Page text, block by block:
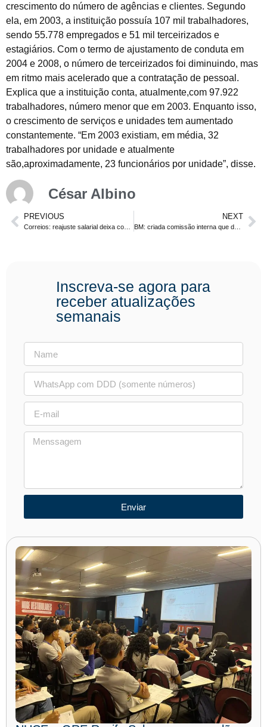
crescimento do número de agências e clientes. Segundo
ela, em 2003, a instituição possuía 107 mil trabalhadores,
sendo 55.778 empregados e 51 mil terceirizados e
estagiários. Com o termo de ajustamento de conduta em
2004 e 2008, o número de terceirizados foi diminuindo, mas
em ritmo mais acelerado que a contratação de pessoal.
Explica que a instituição conta, atualmente,com 97.922
trabalhadores, número menor que em 2003. Enquanto isso,
o crescimento de serviços e unidades tem aumentado
constantemente. “Em 2003 existiam, em média, 32
trabalhadores por unidade e atualmente
são,aproximadamente, 23 funcionários por unidade”, disse.
César Albino
PREVIOUS NEXT
Inscreva-se agora para
receber atualizações
semanais
Enviar